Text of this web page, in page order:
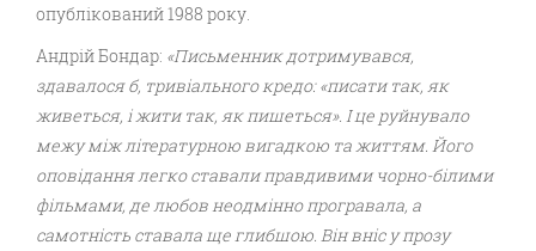
опублікований 1988 року.
Андрій Бондар: «Письменник дотримувався,
здавалося б, тривіального кредо: «писати так, як
живеться, і жити так, як пишеться». І це руйнувало
межу між літературною вигадкою та життям. Його
оповідання легко ставали правдивими чорно-білими
фільмами, де любов неодмінно програвала, а
самотність ставала ще глибшою. Він вніс у прозу